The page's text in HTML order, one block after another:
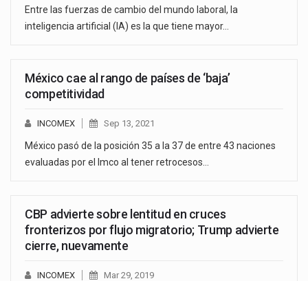
Entre las fuerzas de cambio del mundo laboral, la
inteligencia artificial (IA) es la que tiene mayor…
México cae al rango de países de ‘baja’
competitividad
INCOMEX Sep 13, 2021
México pasó de la posición 35 a la 37 de entre 43 naciones
evaluadas por el Imco al tener retrocesos…
CBP advierte sobre lentitud en cruces
fronterizos por flujo migratorio; Trump advierte
cierre, nuevamente
INCOMEX Mar 29, 2019